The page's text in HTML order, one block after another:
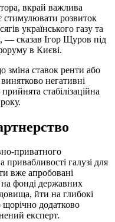
вкрай важлива
стимулювати розвиток
українського газу та
— сказав Ігор Щуров під
в Києві.
зміна ставок ренти або
негативні
стабілізаційна
приватного
галузі для
вже апробовані
фонді державних
йти на глибокі
додатково
експерт.